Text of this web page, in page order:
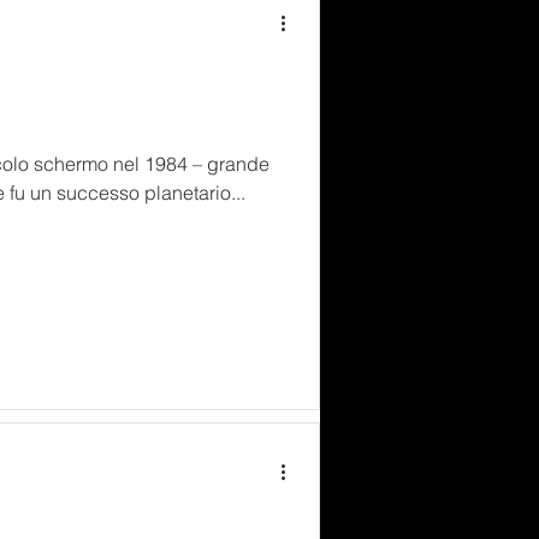
schermo nel 1984 – grande
fu un successo planetario...